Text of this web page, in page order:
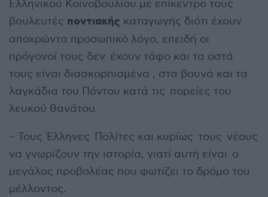
Ελληνικού Κοινοβουλίου με επίκεντρο τους
βουλευτές ποντιακής καταγωγής διότι έχουν
αποχρώντα προσωπικό λόγο, επειδή οι
πρόγονοί τους δεν έχουν τάφο και τα οστά
τους είναι διασκορπισμένα , στα βουνά και τα
λαγκάδια του Πόντου κατά τις πορείες του
λευκού θανάτου.
– Τους Έλληνες Πολίτες και κυρίως τους νέους
να γνωρίζουν την ιστορία, γιατί αυτή είναι ο
μεγάλος προβολέας που φωτίζει το δρόμο του
μέλλοντος.